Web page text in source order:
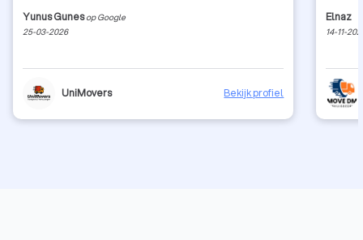
Yunus Gunes op Google
25-03-2026
UniMovers Bekijk profiel
Elnaz
14-11-